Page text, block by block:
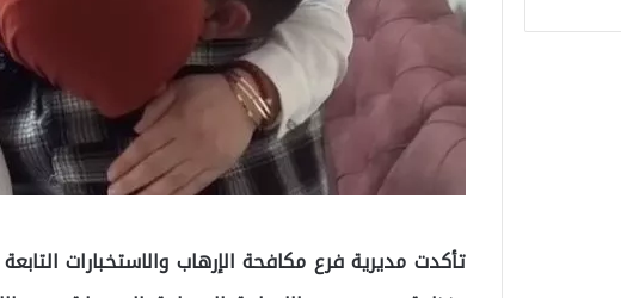
تأكدت مديرية فرع مكافحة الإرهاب والاستخبارات